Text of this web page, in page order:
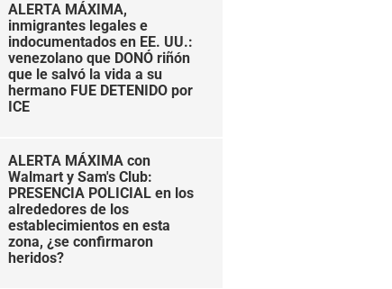
ALERTA MÁXIMA,
inmigrantes legales e
indocumentados en EE. UU.:
venezolano que DONÓ riñón
que le salvó la vida a su
hermano FUE DETENIDO por
ICE
ALERTA MÁXIMA con
Walmart y Sam's Club:
PRESENCIA POLICIAL en los
alrededores de los
establecimientos en esta
zona, ¿se confirmaron
heridos?